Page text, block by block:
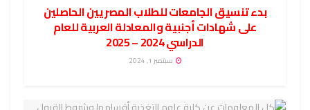
بدء تنسيق الجامعات للطلاب المصريين الحاصلين
على شهادات أجنبية والمعادلة العربية للعام
الدراسي 2024 – 2025
سبتمبر 1, 2024